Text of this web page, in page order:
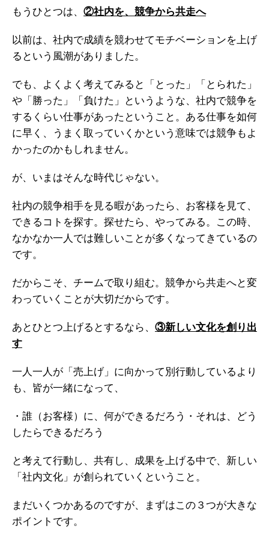
もうひとつは、 ②社内を、競争から共走へ
以前は、社内で成績を競わせてモチベーションを上げ
るという風潮がありました。
でも、よくよく考えてみると「とった」「とられた」
や「勝った」「負けた」というような、社内で競争を
するくらい仕事があったということ。ある仕事を如何
に早く、うまく取っていくかという意味では競争もよ
かったのかもしれません。
が、いまはそんな時代じゃない。
社内の競争相手を見る暇があったら、お客様を見て、
できるコトを探す。探せたら、やってみる。この時、
なかなか一人では難しいことが多くなってきているの
です。
だからこそ、チームで取り組む。競争から共走へと変
わっていくことが大切だからです。
あとひとつ上げるとするなら、 ③新しい文化を創り出
す
一人一人が「売上げ」に向かって別行動しているより
も、 皆が一緒になって、
・誰（お客様）に、何ができるだろう ・それは、どう
したらできるだろう
と考えて行動し、共有し、成果を上げる中で、 新しい
「社内文化」が創られていくということ。
まだいくつかあるのですが、まずはこの３つが大きな
ポイントです。